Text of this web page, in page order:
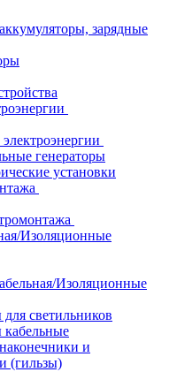
зарядные
генераторы
установки
Изоляционные
Изоляционные
светильников
кабельные
и
(гильзы)